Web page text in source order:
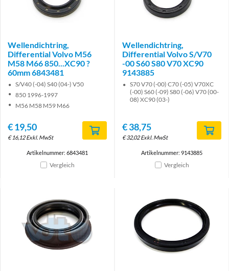
Wellendichtring,
Differential Volvo M56
M58 M66 850...XC90 ?
60mm 6843481
S/V40 (-04) S40 (04-) V50
850 1996-1997
M56 M58 M59 M66
€19,50
€16,12 Exkl. MwSt
Artikelnummer: 6843481
Vergleich
Wellendichtring,
Differential Volvo S/V70
-00 S60 S80 V70 XC90
9143885
S70 V70 (-00) C70 (-05) V70XC
(-00) S60 (-09) S80 (-06) V70 (00-
08) XC90 (03-)
€38,75
€32,02 Exkl. MwSt
Artikelnummer: 9143885
Vergleich